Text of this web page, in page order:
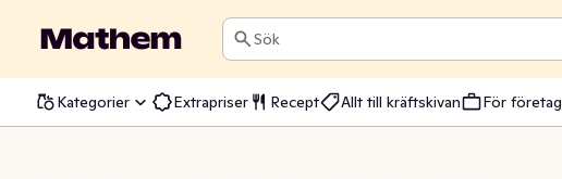
Sök
Kategorier Extrapriser Recept Allt till kräftskivan För företag